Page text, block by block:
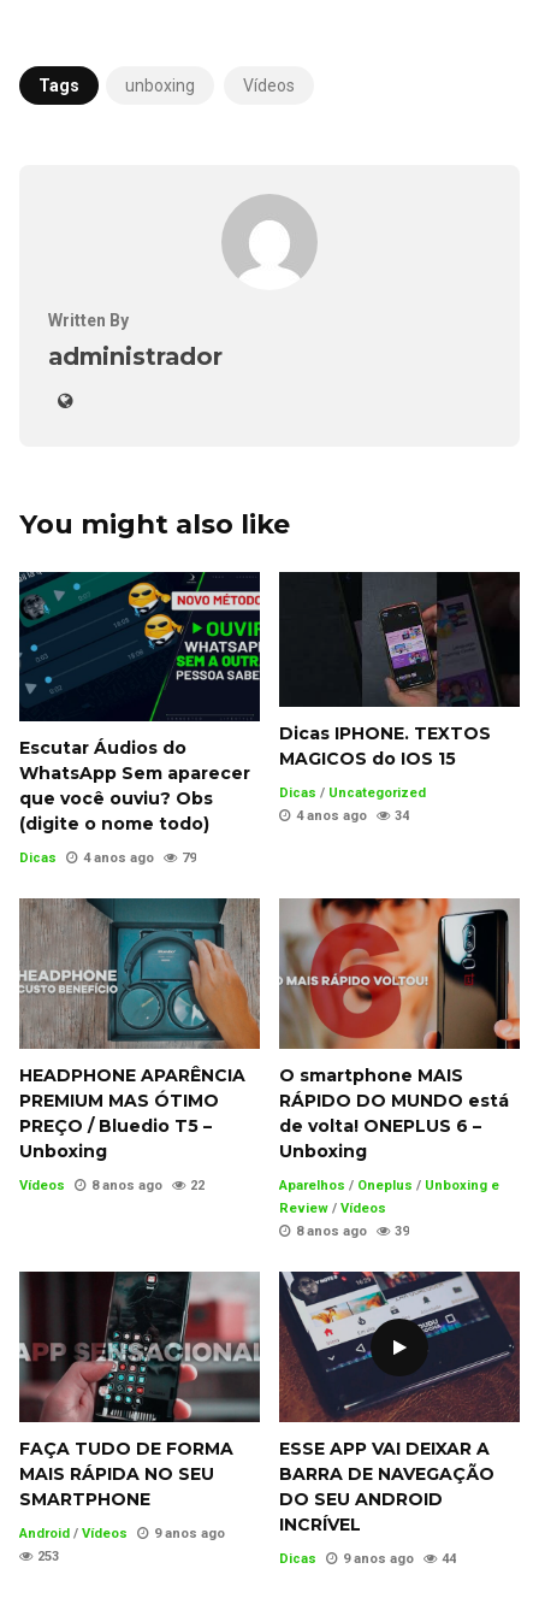
Tags unboxing Vídeos
Written By
administrador
You might also like
Escutar Áudios do
WhatsApp Sem aparecer
que você ouviu? Obs
(digite o nome todo)
Dicas 4 anos ago 79
Dicas IPHONE. TEXTOS
MAGICOS do IOS 15
Dicas / Uncategorized
4 anos ago
34
HEADPHONE APARÊNCIA
PREMIUM MAS ÓTIMO
PREÇO / Bluedio T5 –
Unboxing
Vídeos 8 anos ago 22
O smartphone MAIS
RÁPIDO DO MUNDO está
de volta! ONEPLUS 6 –
Unboxing
Aparelhos / Oneplus / Unboxing e
Review / Vídeos
8 anos ago
39
FAÇA TUDO DE FORMA
MAIS RÁPIDA NO SEU
SMARTPHONE
Android / Vídeos
9 anos ago
253
ESSE APP VAI DEIXAR A
BARRA DE NAVEGAÇÃO
DO SEU ANDROID
INCRÍVEL
Dicas 9 anos ago 44